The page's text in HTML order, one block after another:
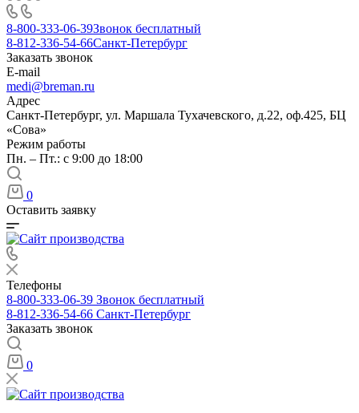
8-800-333-06-39Звонок бесплатный
8-812-336-54-66Санкт-Петербург
Заказать звонок
E-mail
medi@breman.ru
Адрес
Санкт-Петербург, ул. Маршала Тухачевского, д.22, оф.425, БЦ
«Сова»
Режим работы
Пн. – Пт.: с 9:00 до 18:00
0
Оставить заявку
Телефоны
8-800-333-06-39 Звонок бесплатный
8-812-336-54-66 Санкт-Петербург
Заказать звонок
0